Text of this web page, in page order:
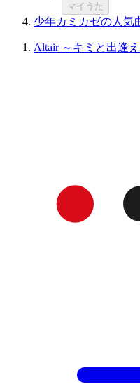
マイうた
少年カミカゼの人気
Altair ～キミと出逢